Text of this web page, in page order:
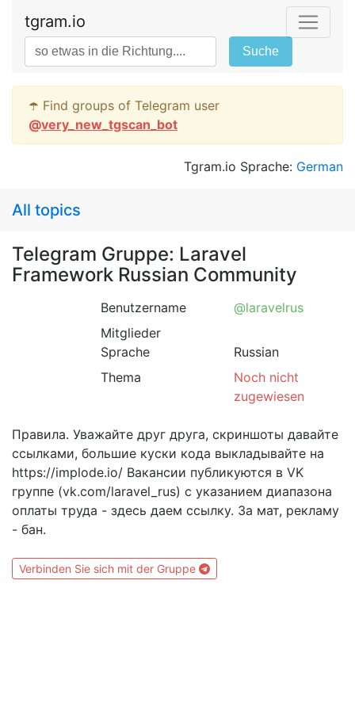
tgram.io
Suche
☂️ Find groups of Telegram user
@very_new_tgscan_bot
Tgram.io Sprache: German
All topics
Telegram Gruppe: Laravel
Framework Russian Community
Benutzername
@laravelrus
Mitglieder
Sprache
Russian
Thema
Noch nicht
zugewiesen
Правила. Уважайте друг друга, скриншоты давайте
ссылками, большие куски кода выкладывайте на
https://implode.io/ Вакансии публикуются в VK
группе (vk.com/laravel_rus) с указанием диапазона
оплаты труда - здесь даем ссылку. За мат, рекламу
- бан.
Verbinden Sie sich mit der Gruppe